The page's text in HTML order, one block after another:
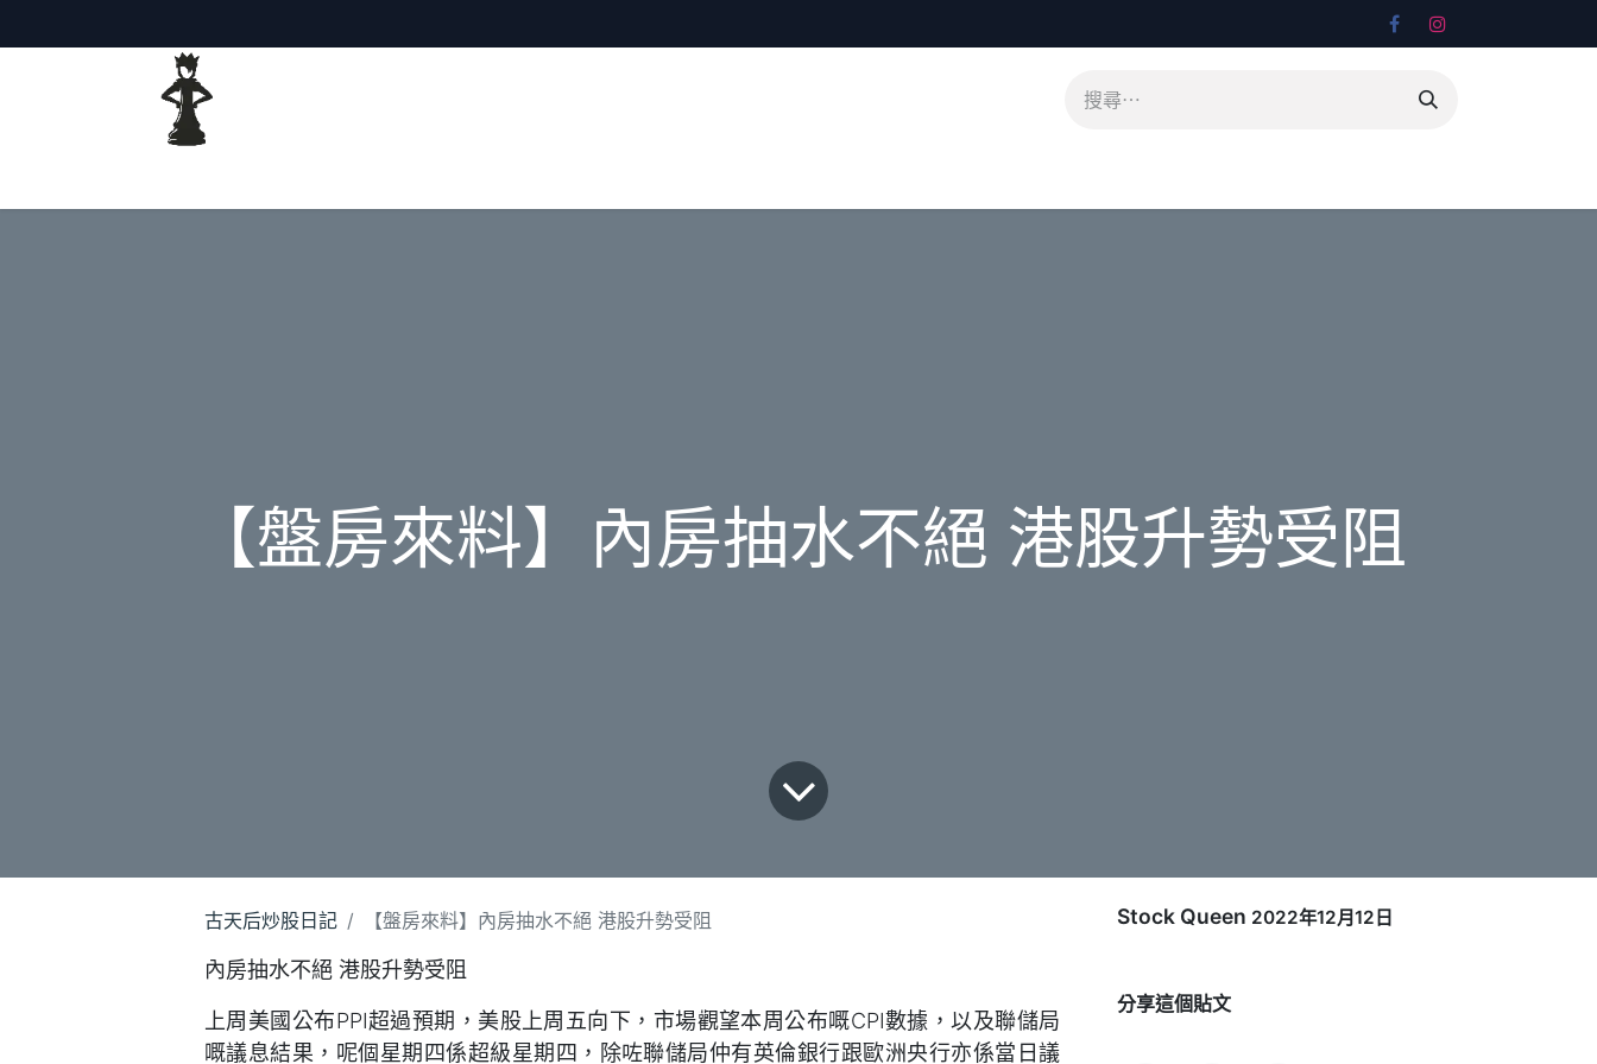
【盤房來料】內房抽水不絕 港股升勢受阻
古天后炒股日記 【盤房來料】內房抽水不絕 港股升勢受阻
內房抽水不絕 港股升勢受阻
上周美國公布PPI超過預期，美股上周五向下，市場觀望本周公布嘅CPI數據，以及聯儲局
嘅議息結果，呢個星期四係超級星期四，除咗聯儲局仲有英倫銀行跟歐洲央行亦係當日議
Stock Queen 2022年12月12日
分享這個貼文